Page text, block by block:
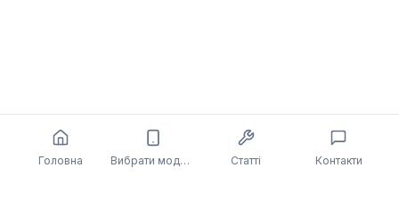
Головна Вибрати модель Статті Контакти